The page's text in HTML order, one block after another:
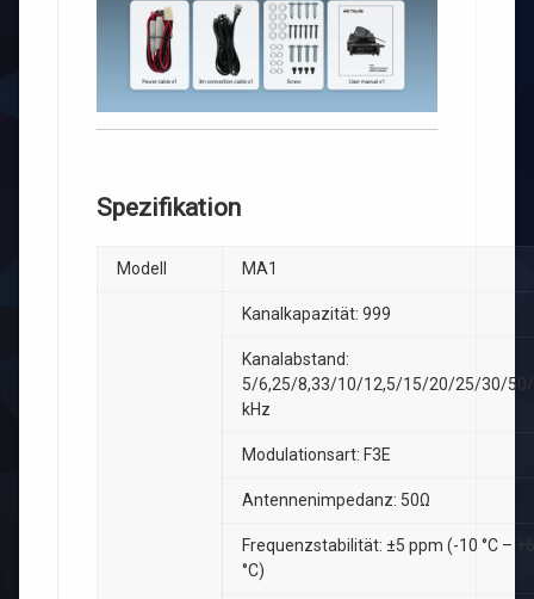
Spezifikation
Modell MA1
Kanalkapazität: 999
Kanalabstand:
5/6,25/8,33/10/12,5/15/20/25/30/
kHz
Modulationsart: F3E
Antennenimpedanz: 50Ω
Frequenzstabilität: ±5 ppm (-10 °C –
°C)